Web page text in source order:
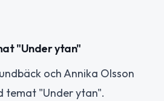
"Under ytan"
och Annika Olsson
temat "Under ytan".